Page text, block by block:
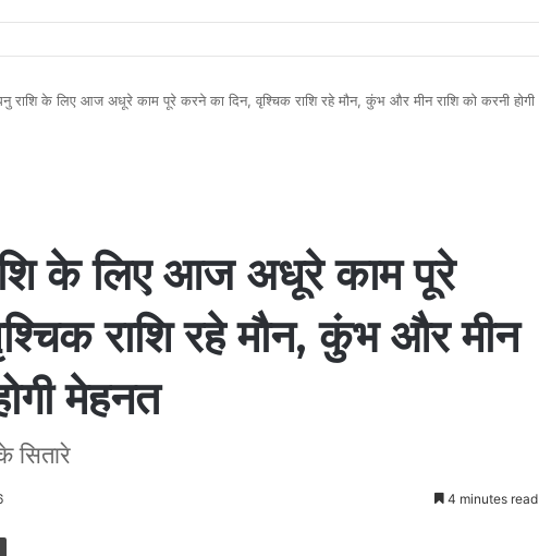
राशि के लिए आज अधूरे काम पूरे करने का दिन, वृश्चिक राशि रहे मौन, कुंभ और मीन राशि को करनी होगी
के लिए आज अधूरे काम पूरे
राशि रहे मौन, कुंभ और मीन
मेहनत
सितारे
4 minutes read
Print